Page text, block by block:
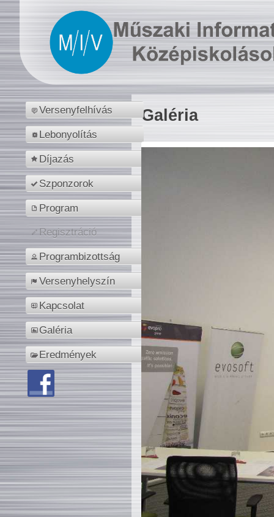
Versenyfelhívás
Lebonyolítás
Díjazás
Szponzorok
Program
Regisztráció
Programbizottság
Versenyhelyszín
Kapcsolat
Galéria
Eredmények
Galéria